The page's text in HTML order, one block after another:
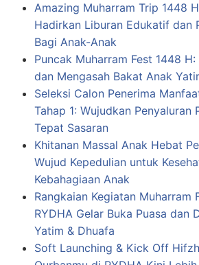
Amazing Muharram Trip 1448
Hadirkan Liburan Edukatif dan
Bagi Anak-Anak
Puncak Muharram Fest 1448
dan Mengasah Bakat Anak
Seleksi Calon Penerima
Tahap 1: Wujudkan Penyaluran
Tepat Sasaran
Khitanan Massal Anak Hebat
Wujud Kepedulian untuk
Kebahagiaan Anak
Rangkaian Kegiatan Muharram
RYDHA Gelar Buka Puasa dan
Yatim & Dhuafa
Soft Launching & Kick Off